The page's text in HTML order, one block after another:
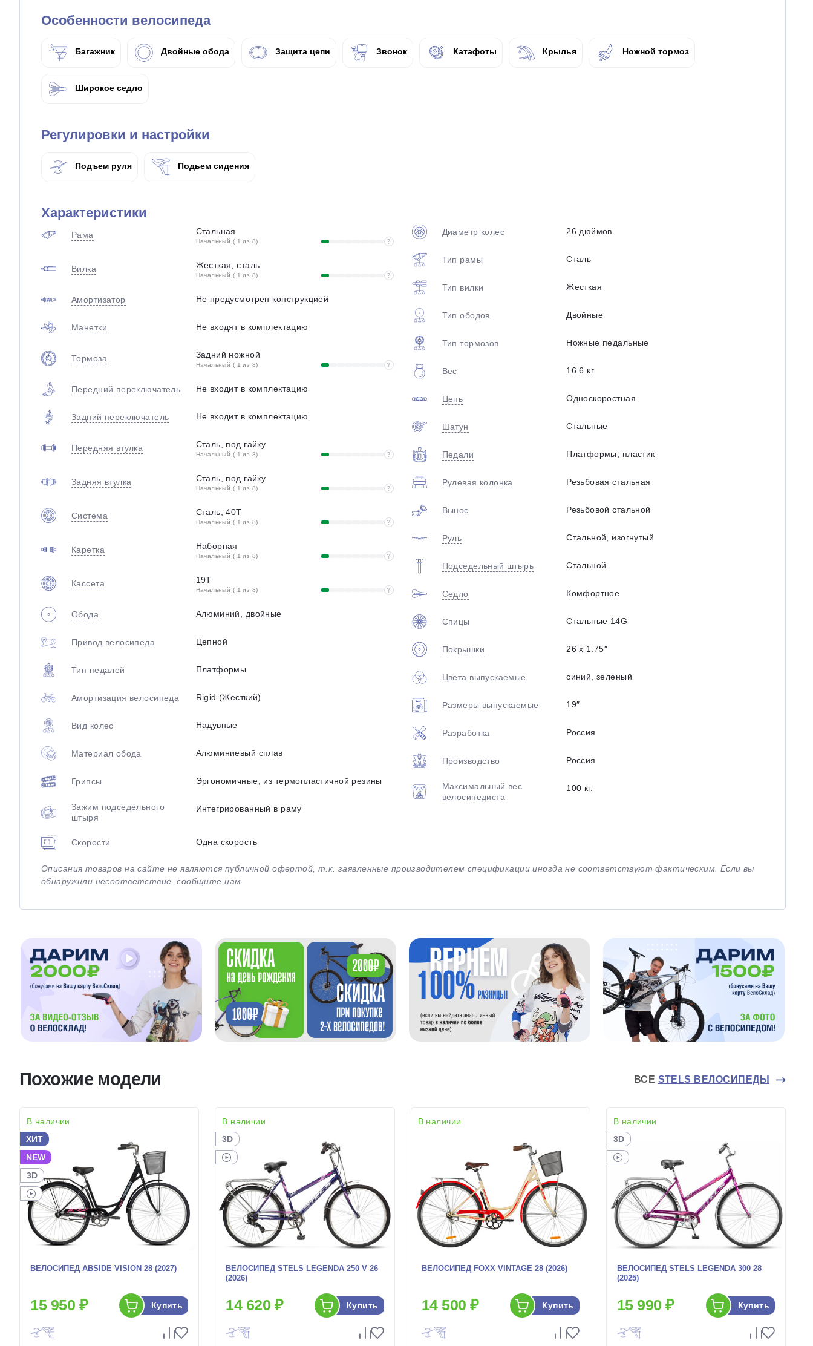
Особенности велосипеда
Багажник Двойные обода Защита цепи Звонок Катафоты Крылья Ножной тормоз
Широкое седло
Регулировки и настройки
Подъем руля Подьем сидения
Характеристики
Рама Стальная
Начальный ( 1 из 8) ?
Вилка Жесткая, сталь
Начальный ( 1 из 8) ?
Амортизатор Не предусмотрен конструкцией
Манетки Не входят в комплектацию
Тормоза Задний ножной
Начальный ( 1 из 8) ?
Передний переключатель Не входит в комплектацию
Задний переключатель Не входит в комплектацию
Передняя втулка Сталь, под гайку
Начальный ( 1 из 8) ?
Задняя втулка Сталь, под гайку
Начальный ( 1 из 8) ?
Система Сталь, 40T
Начальный ( 1 из 8) ?
Каретка Наборная
Начальный ( 1 из 8) ?
Кассета 19Т
Начальный ( 1 из 8) ?
Обода Алюминий, двойные
Привод велосипеда Цепной
Тип педалей Платформы
Амортизация велосипеда Rigid (Жесткий)
Вид колес Надувные
Материал обода Алюминиевый сплав
Грипсы Эргономичные, из термопластичной резины
Зажим подседельного
штыря
Интегрированный в раму
Скорости Одна скорость
Диаметр колес 26 дюймов
Тип рамы Сталь
Тип вилки Жесткая
Тип ободов Двойные
Тип тормозов Ножные педальные
Вес 16.6 кг.
Цепь Односкоростная
Шатун Стальные
Педали Платформы, пластик
Рулевая колонка Резьбовая стальная
Вынос Резьбовой стальной
Руль Стальной, изогнутый
Подседельный штырь Стальной
Седло Комфортное
Спицы Стальные 14G
Покрышки 26 x 1.75″
Цвета выпускаемые синий, зеленый
Размеры выпускаемые 19″
Разработка Россия
Производство Россия
Максимальный вес
велосипедиста
100 кг.
Описания товаров на сайте не являются публичной офертой, т.к. заявленные производителем спецификации иногда не соответствуют фактическим. Если вы
обнаружили несоответствие, сообщите нам.
Похожие модели ВСЕ STELS ВЕЛОСИПЕДЫ
В наличии
ХИТ
NEW
3D
ВЕЛОСИПЕД ABSIDE VISION 28 (2027)
15 950 ₽ Купить
В наличии
3D
ВЕЛОСИПЕД STELS LEGENDA 250 V 26
(2026)
14 620 ₽ Купить
В наличии
ВЕЛОСИПЕД FOXX VINTAGE 28 (2026)
14 500 ₽ Купить
В наличии
3D
ВЕЛОСИПЕД STELS LEGENDA 300 28
(2025)
15 990 ₽ Купить